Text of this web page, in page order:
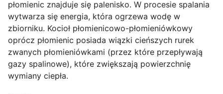
płomienic znajduje się palenisko. W procesie spalania
wytwarza się energia, która ogrzewa wodę w
zbiorniku. Kocioł płomienicowo-płomieniówkowy
oprócz płomienic posiada wiązki cieńszych rurek
zwanych płomieniówkami (przez które przepływają
gazy spalinowe), które zwiększają powierzchnię
wymiany ciepła.